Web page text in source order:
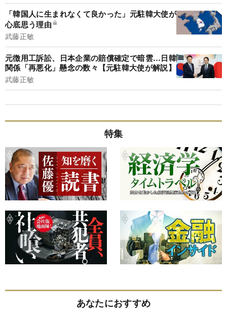
「韓国人に生まれなくて良かった」元駐韓大使が
心底思う理由
武藤正敏
元徴用工訴訟、日本企業の賠償確定で暗雲…日韓
関係「再悪化」懸念の数々【元駐韓大使が解説】
武藤正敏
特集
あなたにおすすめ